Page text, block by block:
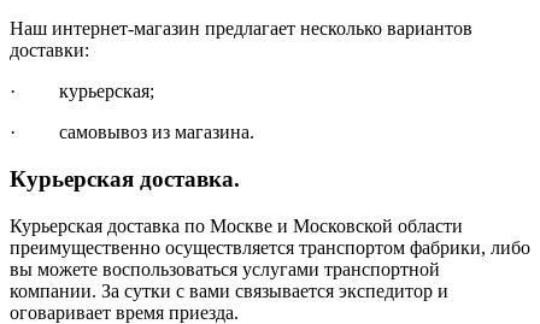
Наш интернет-магазин предлагает несколько вариантов
доставки:
· курьерская;
· самовывоз из магазина.
Курьерская доставка.
Курьерская доставка по Москве и Московской области
преимущественно осуществляется транспортом фабрики, либо
вы можете воспользоваться услугами транспортной
компании. За сутки с вами связывается экспедитор и
оговаривает время приезда.